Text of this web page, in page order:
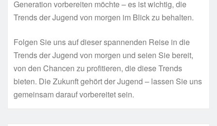
Generation vorbereiten möchte – es ist wichtig, die
Trends der Jugend von morgen im Blick zu behalten.
Folgen Sie uns auf dieser spannenden Reise in die
Trends der Jugend von morgen und seien Sie bereit,
von den Chancen zu profitieren, die diese Trends
bieten. Die Zukunft gehört der Jugend – lassen Sie uns
gemeinsam darauf vorbereitet sein.